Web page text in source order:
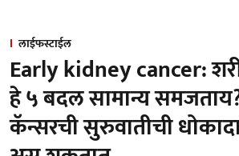
लाईफस्टाईल
Early kidney cancer:
हे ५ बदल सामान्य
कॅन्सरची सुरुवातीची